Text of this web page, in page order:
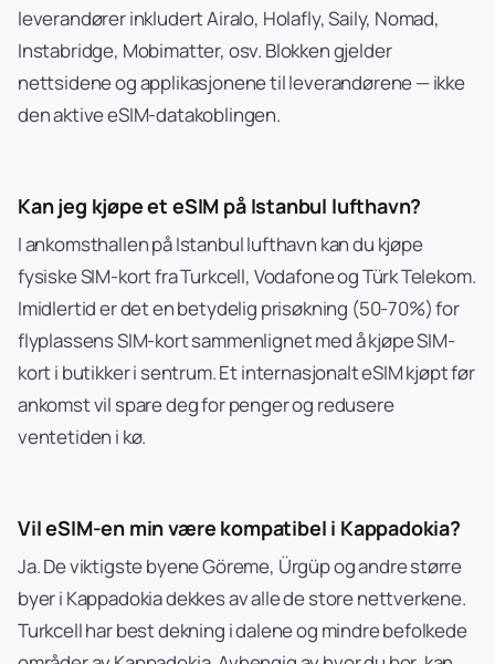
leverandører inkludert Airalo, Holafly, Saily, Nomad,
Instabridge, Mobimatter, osv. Blokken gjelder
nettsidene og applikasjonene til leverandørene — ikke
den aktive eSIM-datakoblingen.
Kan jeg kjøpe et eSIM på Istanbul lufthavn?
I ankomsthallen på Istanbul lufthavn kan du kjøpe
fysiske SIM-kort fra Turkcell, Vodafone og Türk Telekom.
Imidlertid er det en betydelig prisøkning (50-70%) for
flyplassens SIM-kort sammenlignet med å kjøpe SIM-
kort i butikker i sentrum. Et internasjonalt eSIM kjøpt før
ankomst vil spare deg for penger og redusere
ventetiden i kø.
Vil eSIM-en min være kompatibel i Kappadokia?
Ja. De viktigste byene Göreme, Ürgüp og andre større
byer i Kappadokia dekkes av alle de store nettverkene.
Turkcell har best dekning i dalene og mindre befolkede